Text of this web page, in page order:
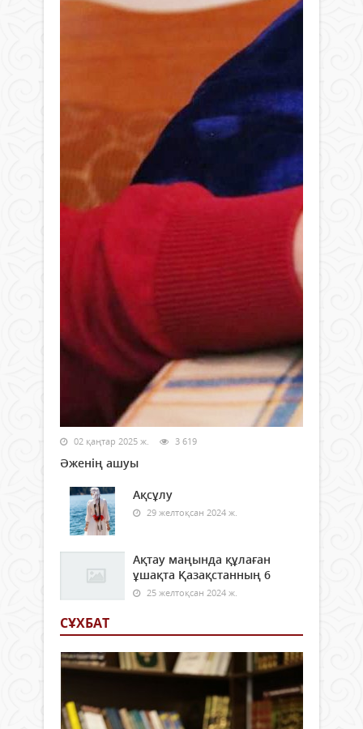
02 қаңтар 2025 ж. 3 619
Әженің ашуы
Ақсұлу
29 желтоқсан 2024 ж.
Ақтау маңында құлаған
ұшақта Қазақстанның 6
25 желтоқсан 2024 ж.
СҰХБАТ